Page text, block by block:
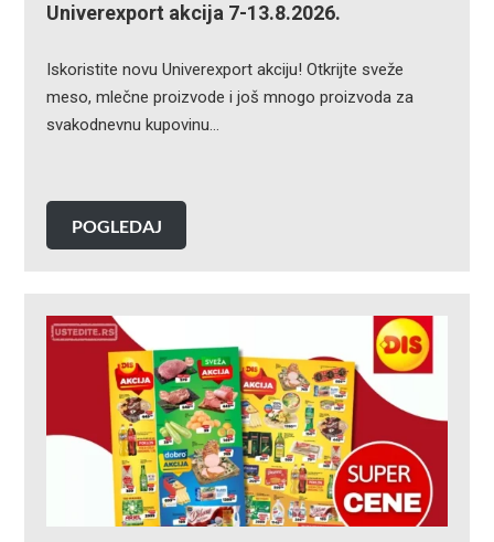
Univerexport akcija 7-13.8.2026.
Iskoristite novu Univerexport akciju! Otkrijte sveže
meso, mlečne proizvode i još mnogo proizvoda za
svakodnevnu kupovinu…
POGLEDAJ